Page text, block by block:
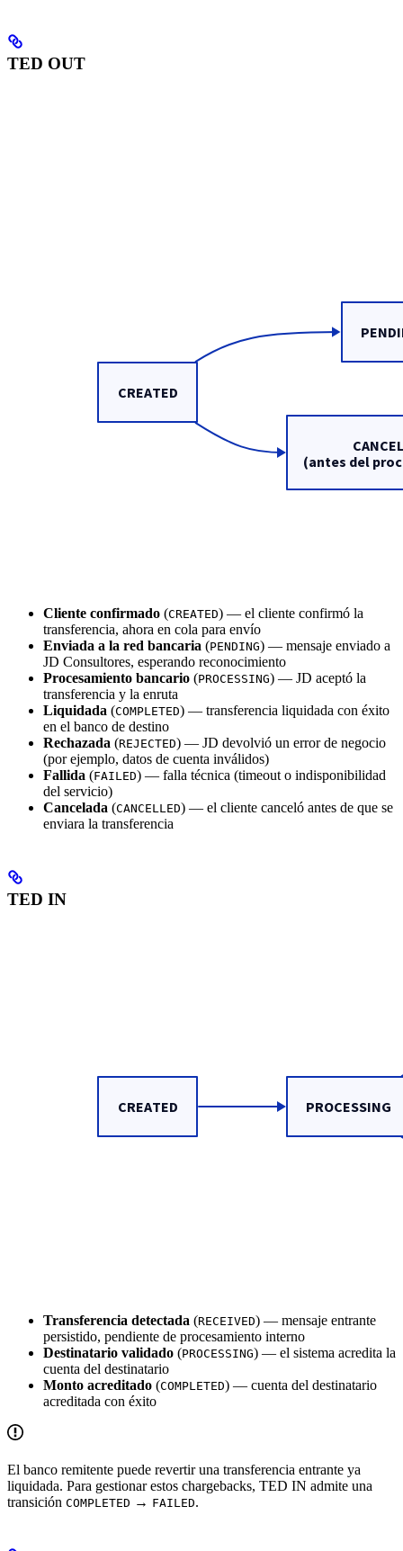
TED OUT
Cliente confirmado (CREATED) — el cliente confirmó la
transferencia, ahora en cola para envío
Enviada a la red bancaria (PENDING) — mensaje enviado a
JD Consultores, esperando reconocimiento
Procesamiento bancario (PROCESSING) — JD aceptó la
transferencia y la enruta
Liquidada (COMPLETED) — transferencia liquidada con éxito
en el banco de destino
Rechazada (REJECTED) — JD devolvió un error de negocio
(por ejemplo, datos de cuenta inválidos)
Fallida (FAILED) — falla técnica (timeout o indisponibilidad
del servicio)
Cancelada (CANCELLED) — el cliente canceló antes de que se
enviara la transferencia
TED IN
Transferencia detectada (RECEIVED) — mensaje entrante
persistido, pendiente de procesamiento interno
Destinatario validado (PROCESSING) — el sistema acredita la
cuenta del destinatario
Monto acreditado (COMPLETED) — cuenta del destinatario
acreditada con éxito
El banco remitente puede revertir una transferencia entrante ya
liquidada. Para gestionar estos chargebacks, TED IN admite una
transición COMPLETED → FAILED.